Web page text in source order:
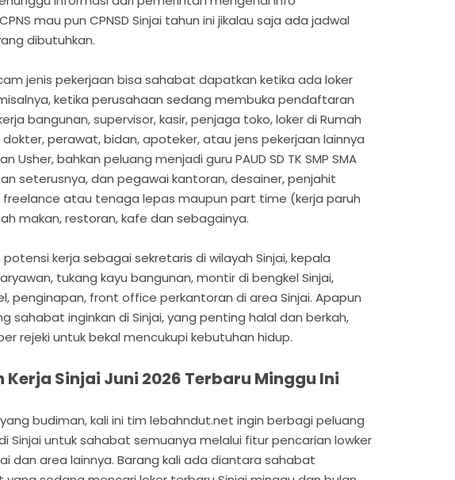
mau pun CPNSD Sinjai tahun ini jikalau saja ada jadwal
dibutuhkan.
jenis pekerjaan bisa sahabat dapatkan ketika ada loker
ketika perusahaan sedang membuka pendaftaran
bangunan, supervisor, kasir, penjaga toko, loker di Rumah
perawat, bidan, apoteker, atau jens pekerjaan lainnya
Usher, bahkan peluang menjadi guru PAUD SD TK SMP SMA
seterusnya, dan pegawai kantoran, desainer, penjahit
freelance atau tenaga lepas maupun part time (kerja paruh
makan, restoran, kafe dan sebagainya.
kerja sebagai sekretaris di wilayah Sinjai, kepala
tukang kayu bangunan, montir di bengkel Sinjai,
penginapan, front office perkantoran di area Sinjai. Apapun
sahabat inginkan di Sinjai, yang penting halal dan berkah,
rejeki untuk bekal mencukupi kebutuhan hidup.
Kerja Sinjai Juni 2026 Terbaru Minggu Ini
budiman, kali ini tim lebahndut.net ingin berbagi peluang
Sinjai untuk sahabat semuanya melalui fitur pencarian lowker
dan area lainnya. Barang kali ada diantara sahabat